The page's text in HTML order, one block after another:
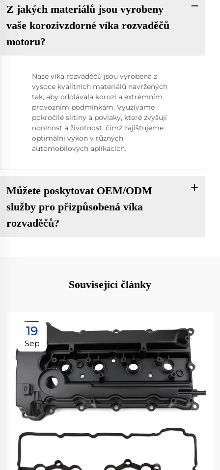
Z jakých materiálů jsou vyrobeny
vaše korozivzdorné víka rozvaděčů
motoru?
Naše víka rozvaděčů jsou vyrobena z
vysoce kvalitních materiálů navržených
tak, aby odolávala korozi a extrémním
provozním podmínkám. Využíváme
pokročilé slitiny a povlaky, které zvyšují
odolnost a životnost, čímž zajišťujeme
optimální výkon v různých
automobilových aplikacích.
Můžete poskytovat OEM/ODM
služby pro přizpůsobená víka
rozvaděčů?
Související články
19
Sep